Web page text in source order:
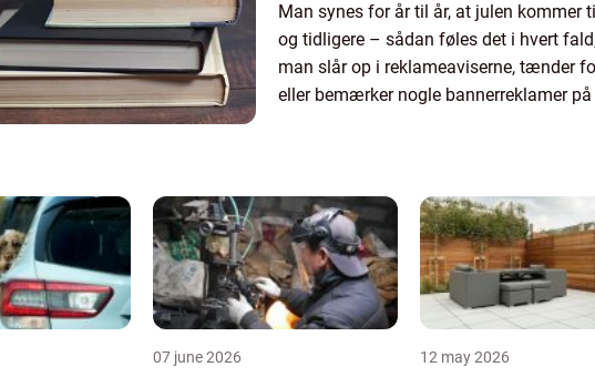
Man synes for år til år, at julen kommer
og tidligere – sådan føles det i hvert
man slår op i reklameaviserne, tænder
eller bemærker nogle bannerreklamer på
07 june 2026 12 may 2026